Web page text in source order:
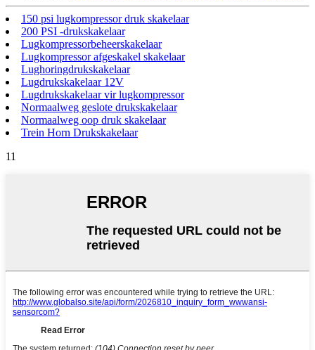
150 psi lugkompressor druk skakelaar
200 PSI -drukskakelaar
Lugkompressorbeheerskakelaar
Lugkompressor afgeskakel skakelaar
Lughoringdrukskakelaar
Lugdrukskakelaar 12V
Lugdrukskakelaar vir lugkompressor
Normaalweg geslote drukskakelaar
Normaalweg oop druk skakelaar
Trein Horn Drukskakelaar
11